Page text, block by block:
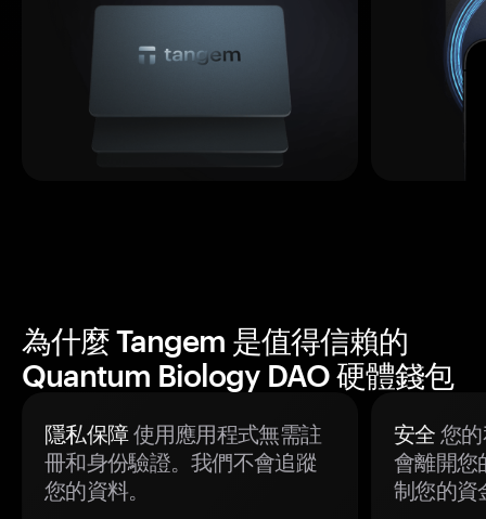
為什麼 Tangem 是值得信賴的
Quantum Biology DAO 硬體錢包
隱私保障使用應用程式無需註
冊和身份驗證。我們不會追蹤
您的資料。
安全 您
會離開您
制您的資